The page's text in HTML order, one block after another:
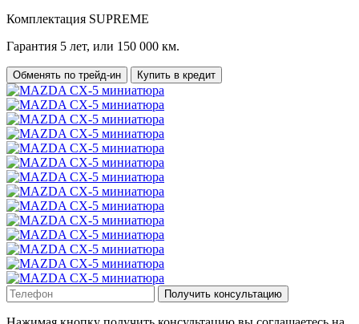
Комплектация SUPREME
Гарантия 5 лет, или 150 000 км.
Обменять по трейд-ин Купить в кредит
Получить консультацию